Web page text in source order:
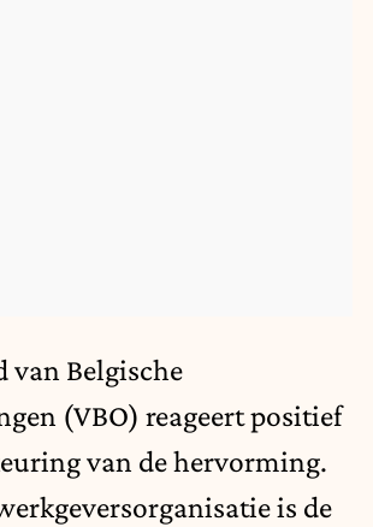
van Belgische
(VBO) reageert positief
van de hervorming.
is de